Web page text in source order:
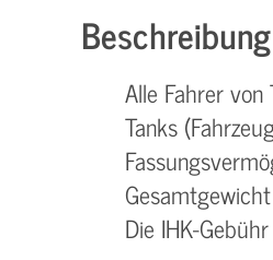
Beschreibung
Alle Fahrer
Tanks
Die IHK-